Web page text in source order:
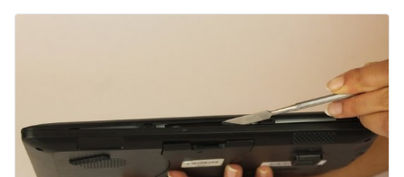
Pubblica commento